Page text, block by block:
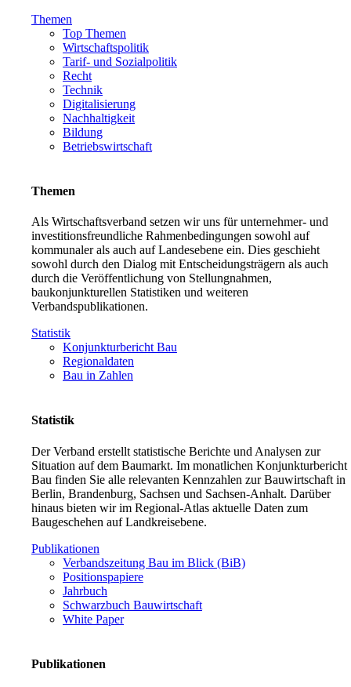
Themen
Top Themen
Wirtschaftspolitik
Tarif- und Sozialpolitik
Recht
Technik
Digitalisierung
Nachhaltigkeit
Bildung
Betriebswirtschaft
Themen
Als Wirtschaftsverband setzen wir uns für unternehmer- und
investitionsfreundliche Rahmenbedingungen sowohl auf
kommunaler als auch auf Landesebene ein. Dies geschieht
sowohl durch den Dialog mit Entscheidungsträgern als auch
durch die Veröffentlichung von Stellungnahmen,
baukonjunkturellen Statistiken und weiteren
Verbandspublikationen.
Statistik
Konjunkturbericht Bau
Regionaldaten
Bau in Zahlen
Statistik
Der Verband erstellt statistische Berichte und Analysen zur
Situation auf dem Baumarkt. Im monatlichen Konjunkturbericht
Bau finden Sie alle relevanten Kennzahlen zur Bauwirtschaft in
Berlin, Brandenburg, Sachsen und Sachsen-Anhalt. Darüber
hinaus bieten wir im Regional-Atlas aktuelle Daten zum
Baugeschehen auf Landkreisebene.
Publikationen
Verbandszeitung Bau im Blick (BiB)
Positionspapiere
Jahrbuch
Schwarzbuch Bauwirtschaft
White Paper
Publikationen